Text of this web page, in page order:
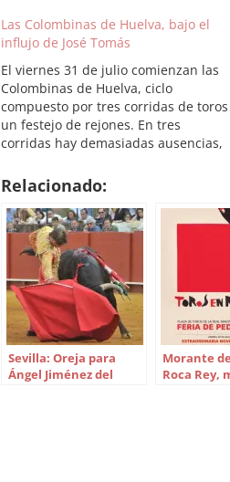
Las Colombinas de Huelva, bajo el
influjo de José Tomás
El viernes 31 de julio comienzan las
Colombinas de Huelva, ciclo
compuesto por tres corridas de toros
un festejo de rejones. En tres
corridas hay demasiadas ausencias,
Daniel Luque, siendo ésta la que
menos se explica, al tiempo que
sobra Talavante. De cualquier forma,
…
Relacionado:
Sevilla: Oreja para
Ángel Jiménez del
Morante
Roca Rey,